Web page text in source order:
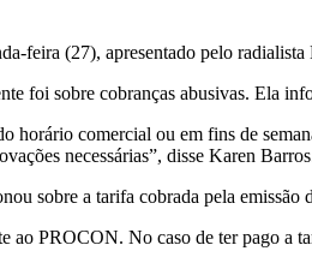
feira (27), apresentado pelo
foi sobre cobranças abusivas. Ela
horário comercial ou em fins de
necessárias”, disse Karen
sobre a tarifa cobrada pela
ao PROCON. No caso de ter pago